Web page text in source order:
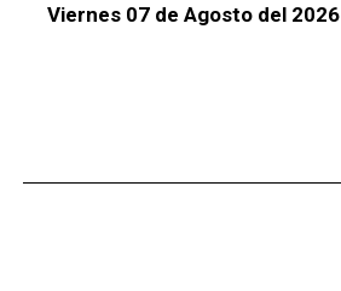
Viernes 07 de Agosto del 2026